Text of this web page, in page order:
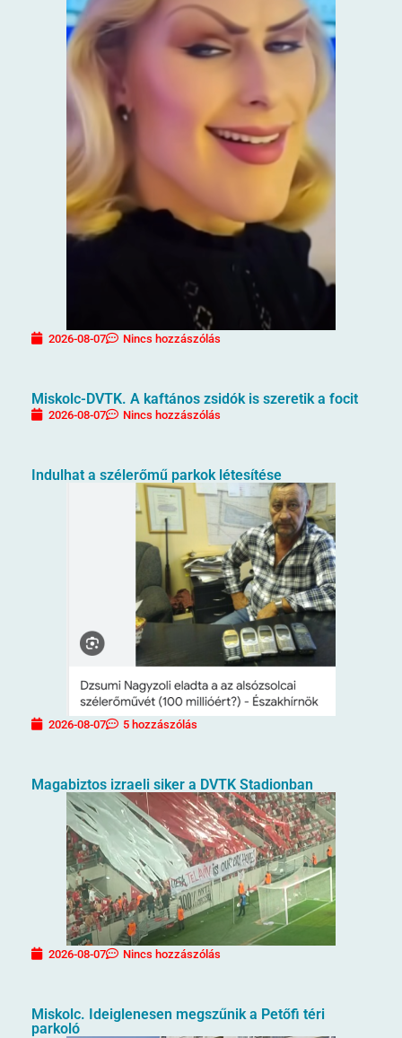
2026-08-07 Nincs hozzászólás
Miskolc-DVTK. A kaftános zsidók is szeretik a focit
2026-08-07 Nincs hozzászólás
Indulhat a szélerőmű parkok létesítése
2026-08-07 5 hozzászólás
Magabiztos izraeli siker a DVTK Stadionban
2026-08-07 Nincs hozzászólás
Miskolc. Ideiglenesen megszűnik a Petőfi téri
parkoló